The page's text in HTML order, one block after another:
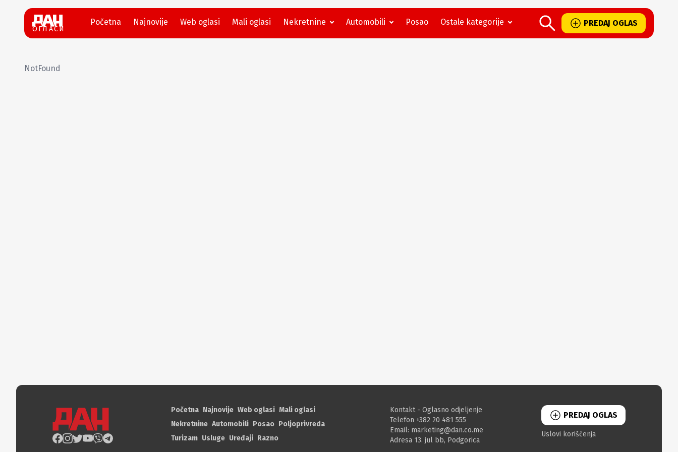
ОГЛАСИ
Početna Najnovije Web oglasi Mali oglasi Nekretnine Automobili Posao Ostale kategorije PREDAJ OGLAS
NotFound
Početna Najnovije Web oglasi Mali oglasi
Nekretnine Automobili Posao Poljoprivreda
Turizam Usluge Uređaji Razno
Kontakt - Oglasno odjeljenje
Telefon +382 20 481 555
Email: marketing@dan.co.me
Adresa 13. jul bb, Podgorica
PREDAJ OGLAS
Uslovi korišćenja